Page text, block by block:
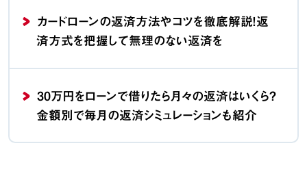
カードローンの返済方法やコツを徹底解説！返
済方式を把握して無理のない返済を
30万円をローンで借りたら月々の返済はいくら？
金額別で毎月の返済シミュレーションも紹介